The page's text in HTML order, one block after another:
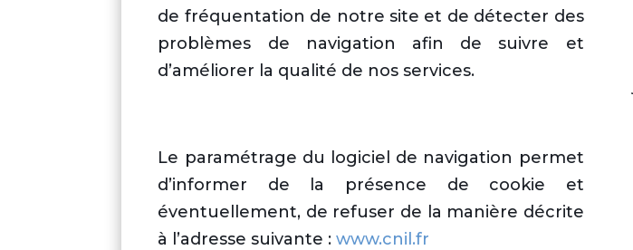
de fréquentation de notre site et de détecter des
problèmes de navigation afin de suivre et
d’améliorer la qualité de nos services.
Le paramétrage du logiciel de navigation permet
d’informer de la présence de cookie et
éventuellement, de refuser de la manière décrite
à l’adresse suivante :www.cnil.fr